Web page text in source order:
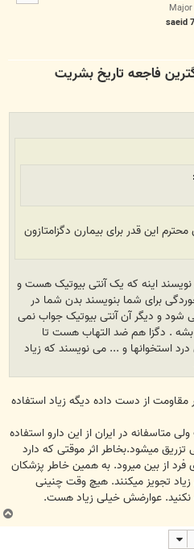
Major
saeid 7
این قدر برای بیمارن دگزامتازون
اینه که یک آنتی بیوتیک هست و
برای شما بنویسند بدن شما در
شود و دیگر آن آنتی بیوتیک جواب نمی
بشه . دگزا هم ضد التهاب هست تا
استخوانها و ... می نویسند که زیاد
از دست داده دیگه زیاد استفاده
متاسفانه در ایران از این دارو استفاده
میشود.بخاطر اثر موقتی که دارد
از بین میرود. به همین خاطر پزشکان
تجویز میکنند. هیچ وقت چنینی
نکنید. عوارضش خیلی زیاد هست.